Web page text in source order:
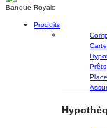
Banque Royale
Produits
Prêts